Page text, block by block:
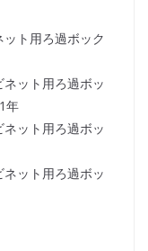
ト用ろ過ボック
ット用ろ過ボッ
年
ット用ろ過ボッ
ット用ろ過ボッ